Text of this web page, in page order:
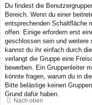
Du findest die
Bereich. Wenn du einer
entsprechenden Schaltfläche
offen. Einige erfordern erst
geschlossen sein und weitere
kannst du ihr einfach durch
verlangt die Gruppe eine
bewerben. Ein Gruppenleiter
könnte fragen, warum du in
Bitte belästige keinen
Grund dafür haben.
Nach oben